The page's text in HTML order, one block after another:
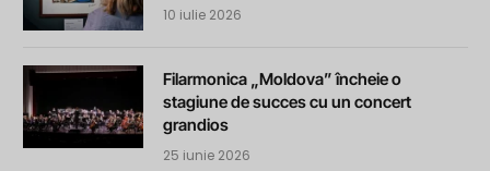
10 iulie 2026
Filarmonica „Moldova” încheie o
stagiune de succes cu un concert
grandios
25 iunie 2026